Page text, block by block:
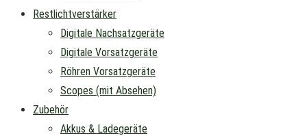
Restlichtverstärker
Digitale Nachsatzgeräte
Digitale Vorsatzgeräte
Röhren Vorsatzgeräte
Scopes (mit Absehen)
Zubehör
Akkus & Ladegeräte